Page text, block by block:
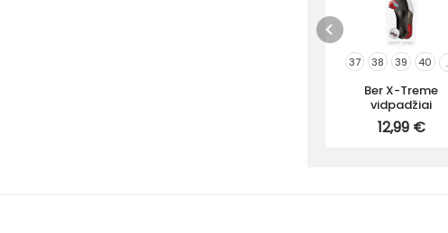
37 38 39 40
Ber X-Treme
vidpadžiai
12,99 €